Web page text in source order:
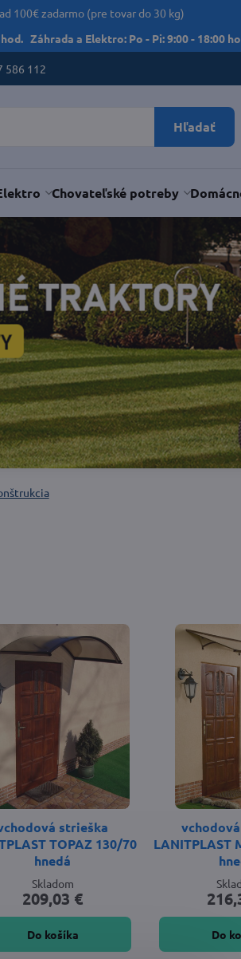
100€ zadarmo (pre tovar do 30 kg)
Záhrada a Elektro: Po - Pi: 9:00 - 18:00
586 112
Hľadať
Chovateľské potreby
strieška
TOPAZ 130/70
hnedá
Skladom
209,03 €
Do košíka
LANITPLAST
Do